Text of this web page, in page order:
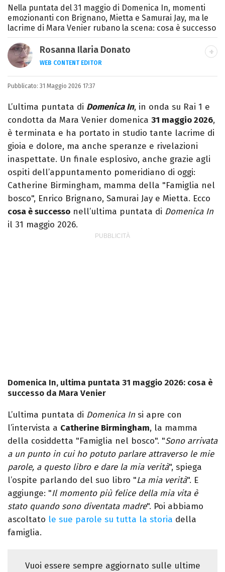
Nella puntata del 31 maggio di Domenica In, momenti
emozionanti con Brignano, Mietta e Samurai Jay, ma le
lacrime di Mara Venier rubano la scena: cosa è successo
Rosanna Ilaria Donato
WEB CONTENT EDITOR
Laureata in Linguaggi dei Media, mi dedico
al mondo dell’intrattenimento da 10 anni.
Ho lavorato come web content editor
freelance per diverse testate.
Pubblicato: 31 Maggio 2026 17:37
L’ultima puntata di Domenica In, in onda su Rai 1 e
condotta da Mara Venier domenica 31 maggio 2026,
è terminata e ha portato in studio tante lacrime di
gioia e dolore, ma anche speranze e rivelazioni
inaspettate. Un finale esplosivo, anche grazie agli
ospiti dell’appuntamento pomeridiano di oggi:
Catherine Birmingham, mamma della "Famiglia nel
bosco", Enrico Brignano, Samurai Jay e Mietta. Ecco
cosa è successo nell’ultima puntata di Domenica In
il 31 maggio 2026.
Domenica In, ultima puntata 31 maggio 2026: cosa è
successo da Mara Venier
L’ultima puntata di Domenica Insi apre con
l’intervista a Catherine Birmingham, la mamma
della cosiddetta "Famiglia nel bosco". "Sono arrivata
a un punto in cui ho potuto parlare attraverso le mie
parole, a questo libro e dare la mia verità", spiega
l’ospite parlando del suo libro "La mia verità". E
aggiunge: "Il momento più felice della mia vita è
stato quando sono diventata madre". Poi abbiamo
ascoltato le sue parole su tutta la storia della
famiglia.
Vuoi essere sempre aggiornato sulle ultime